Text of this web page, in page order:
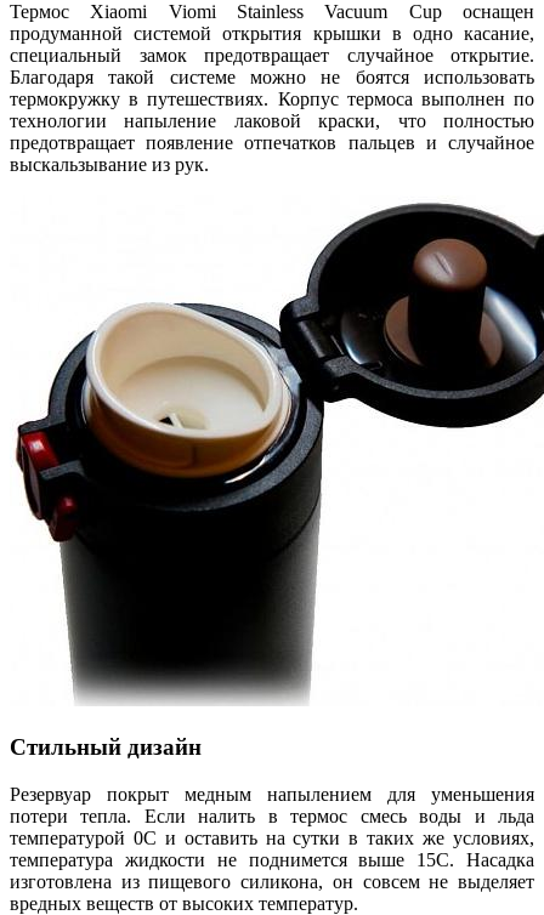
Термос Xiaomi Viomi Stainless Vacuum Cup оснащен
продуманной системой открытия крышки в одно касание,
специальный замок предотвращает случайное открытие.
Благодаря такой системе можно не боятся использовать
термокружку в путешествиях. Корпус термоса выполнен по
технологии напыление лаковой краски, что полностью
предотвращает появление отпечатков пальцев и случайное
выскальзывание из рук.
Стильный дизайн
Резервуар покрыт медным напылением для уменьшения
потери тепла. Если налить в термос смесь воды и льда
температурой 0C и оставить на сутки в таких же условиях,
температура жидкости не поднимется выше 15C. Насадка
изготовлена из пищевого силикона, он совсем не выделяет
вредных веществ от высоких температур.